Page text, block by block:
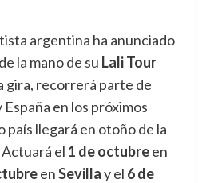
argentina ha anunciado
la mano de su Lali Tour
gira, recorrerá parte de
en los próximos
país llegará en otoño de la
el 1 de octubreen
enSevillay el 6 de